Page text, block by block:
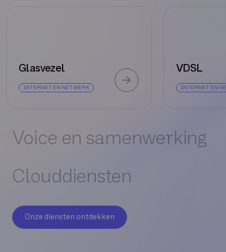
Voice en samenwerking
Clouddiensten
Glasvezel
INTERNET EN NETWERK
VDSL
INTERNET EN
Onze diensten ontdekken